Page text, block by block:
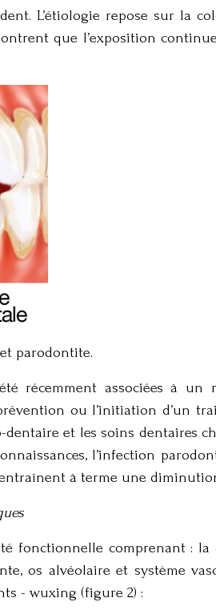
L’étiologie repose sur la
que l’exposition
parodontite.
récemment associées à un
ou l’initiation d’un
dentaire et les soins dentaires
l’infection
à terme une
fonctionnelle comprenant :
os alvéolaire et système
- wuxing (figure 2) :